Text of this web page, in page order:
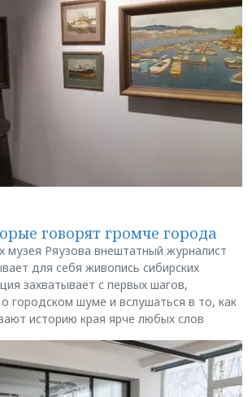
говорят громче города
музея Ряузова внештатный журналист
для себя живопись сибирских
захватывает с первых шагов,
городском шуме и вслушаться в то, как
историю края ярче любых слов